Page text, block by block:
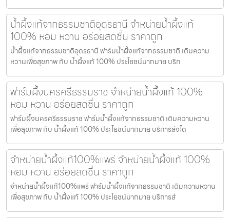
น้ำผึ้งแท้จากธรรมชาติอุดรธานี จำหน่ายน้ำผึ้งแท้
100% หอม หวาน อร่อยสดชื่น ราคาถูก
น้ำผึ้งแท้จากธรรมชาติอุดรธานี ฟาร์มน้ำผึ้งแท้จากธรรมชาติ เติมความ
หวานเพื่อสุขภาพ กับ น้ำผึ้งแท้ 100% ประโยชน์มากมาย บริก
ฟาร์มผึ้งนครศรีธรรมราช จำหน่ายน้ำผึ้งแท้ 100%
หอม หวาน อร่อยสดชื่น ราคาถูก
ฟาร์มผึ้งนครศรีธรรมราช ฟาร์มน้ำผึ้งแท้จากธรรมชาติ เติมความหวาน
เพื่อสุขภาพ กับ น้ำผึ้งแท้ 100% ประโยชน์มากมาย บริการส่งได
จำหน่ายน้ำผึ้งแท้100%แพร่ จำหน่ายน้ำผึ้งแท้ 100%
หอม หวาน อร่อยสดชื่น ราคาถูก
จำหน่ายน้ำผึ้งแท้100%แพร่ ฟาร์มน้ำผึ้งแท้จากธรรมชาติ เติมความหวาน
เพื่อสุขภาพ กับ น้ำผึ้งแท้ 100% ประโยชน์มากมาย บริการส่